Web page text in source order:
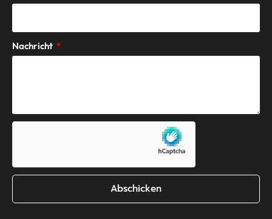
Nachricht
Abschicken